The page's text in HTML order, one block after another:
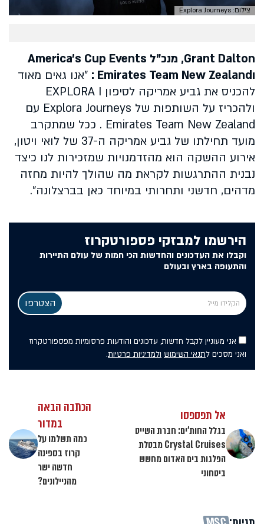
צילום: Explora Journeys
Grant Dalton
, מנכ"ל America's Cup Events
וEmirates Team New Zealand :
"אנו גאים מאוד
להכניס את גביע אמריקה לסיפון EXPLORA I
ולהכריז על השותפות של Explora Journeys עם
Emirates Team New Zealand . ככל שמתקרב
מועד תחילתו של גביע אמריקה ה-37 של לואי ויטון,
אירוע ההשקה הוא מהזדמנויות שמזכירות לנו כיצד
נבנית ההתרגשות לקראת מה שהולך להיות מחזה
מדהים, חדשני ותחרותי במיוחד כאן בברצלונה".
הירשמו למבזקי פספורטקרוז
וקבלו את העדכונים והחדשות הכי חמות של עולם התיירות
והתעופה בארץ ובעולם
אני מעוניין לקבל חדשות, עדכונים והודעות פרסומיות מפספורטקרוז
ואני מסכים לתנאי השימוש ולמדיניות פרטיות.
אל תפספסו
בגלל החות'ים: חברת השייט
Crystal Cruises מבטלת
הפלגות בים האדום מחשש
ביטחוני
הכתבה הבאה
במדור
כמה תשלמו על
קרוז בספינה
חדשה ישר
מהניילונים?